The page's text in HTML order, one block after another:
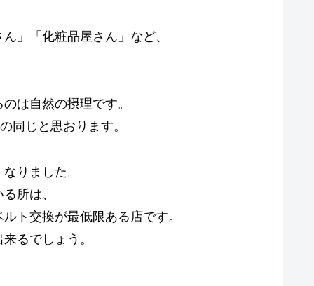
」「化粧品屋さん」など、
は自然の摂理です。
同じと思おります。
りました。
所は、
ト交換が最低限ある店です。
るでしょう。